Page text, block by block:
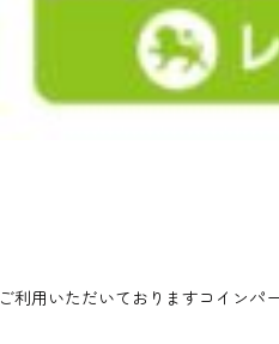
ご利用いただいておりますコインパ